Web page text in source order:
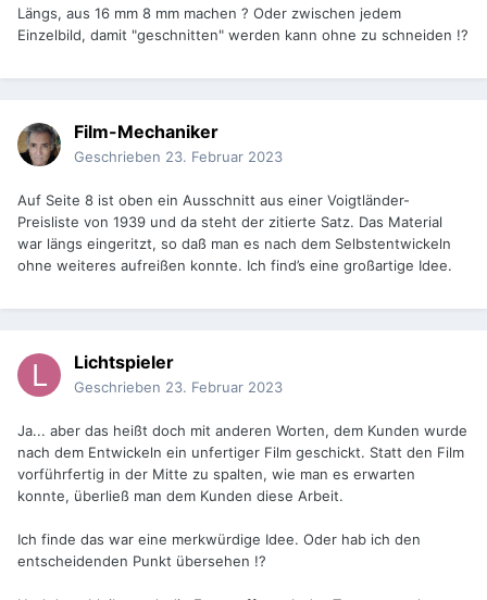
Längs, aus 16 mm 8 mm machen ? Oder zwischen jedem
Einzelbild, damit "geschnitten" werden kann ohne zu schneiden !?
Film-Mechaniker
Geschrieben 23. Februar 2023
Auf Seite 8 ist oben ein Ausschnitt aus einer Voigtländer-
Preisliste von 1939 und da steht der zitierte Satz. Das Material
war längs eingeritzt, so daß man es nach dem Selbstentwickeln
ohne weiteres aufreißen konnte. Ich find’s eine großartige Idee.
Lichtspieler
Geschrieben 23. Februar 2023
Ja... aber das heißt doch mit anderen Worten, dem Kunden wurde
nach dem Entwickeln ein unfertiger Film geschickt. Statt den Film
vorführfertig in der Mitte zu spalten, wie man es erwarten
konnte, überließ man dem Kunden diese Arbeit.
Ich finde das war eine merkwürdige Idee. Oder hab ich den
entscheidenden Punkt übersehen !?